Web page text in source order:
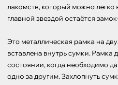
лакомств, который можно легко
главной звездой остаётся
Это металлическая рамка на
вставлена внутрь сумки. Рамка
состоянии, когда необходимо
одно за другим. Захлопнуть